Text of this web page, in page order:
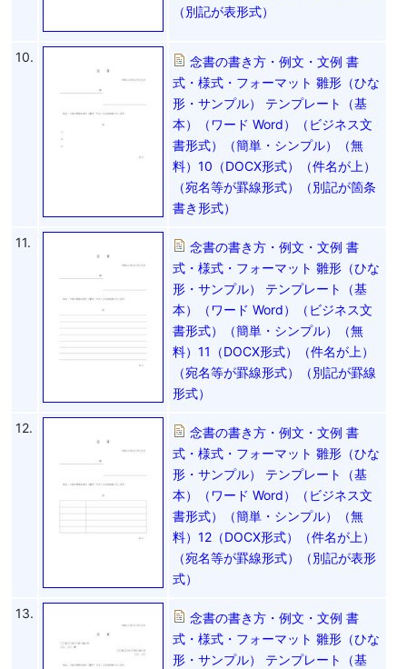
（別記が表形式）
10.
念書の書き方・例文・文例 書
式・様式・フォーマット 雛形（ひな
形・サンプル） テンプレート（基
本）（ワード Word）（ビジネス文
書形式）（簡単・シンプル）（無
料）10（DOCX形式）（件名が上）
（宛名等が罫線形式）（別記が箇条
書き形式）
11.
念書の書き方・例文・文例 書
式・様式・フォーマット 雛形（ひな
形・サンプル） テンプレート（基
本）（ワード Word）（ビジネス文
書形式）（簡単・シンプル）（無
料）11（DOCX形式）（件名が上）
（宛名等が罫線形式）（別記が罫線
形式）
12.
念書の書き方・例文・文例 書
式・様式・フォーマット 雛形（ひな
形・サンプル） テンプレート（基
本）（ワード Word）（ビジネス文
書形式）（簡単・シンプル）（無
料）12（DOCX形式）（件名が上）
（宛名等が罫線形式）（別記が表形
式）
13.
念書の書き方・例文・文例 書
式・様式・フォーマット 雛形（ひな
形・サンプル） テンプレート（基